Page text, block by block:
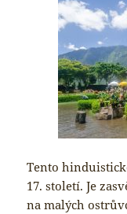
Tento
17. století. Je
na malých